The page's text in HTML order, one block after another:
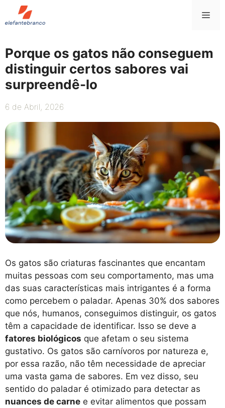
Saltar
para
Porque os gatos não conseguem
distinguir certos sabores vai
surpreendê-lo
6 de Abril, 2026
Os gatos são criaturas fascinantes que encantam
muitas pessoas com seu comportamento, mas uma
das suas características mais intrigantes é a forma
como percebem o paladar. Apenas 30% dos sabores
que nós, humanos, conseguimos distinguir, os gatos
têm a capacidade de identificar. Isso se deve a
fatores biológicos que afetam o seu sistema
gustativo. Os gatos são carnívoros por natureza e,
por essa razão, não têm necessidade de apreciar
uma vasta gama de sabores. Em vez disso, seu
sentido do paladar é otimizado para detectar as
nuances de carne e evitar alimentos que possam